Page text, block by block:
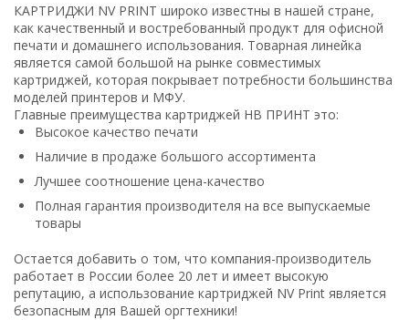
КАРТРИДЖИ NV PRINT широко известны в нашей стране,
как качественный и востребованный продукт для офисной
печати и домашнего использования. Товарная линейка
является самой большой на рынке совместимых
картриджей, которая покрывает потребности большинства
моделей принтеров и МФУ.
Главные преимущества картриджей НВ ПРИНТ это:
Высокое качество печати
Наличие в продаже большого ассортимента
Лучшее соотношение цена-качество
Полная гарантия производителя на все выпускаемые
товары
Остается добавить о том, что компания-производитель
работает в России более 20 лет и имеет высокую
репутацию, а использование картриджей NV Print является
безопасным для Вашей оргтехники!